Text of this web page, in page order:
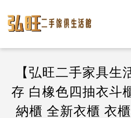
【弘旺二手家具生
存 白橡色四抽衣斗
納櫃 全新衣櫃 衣